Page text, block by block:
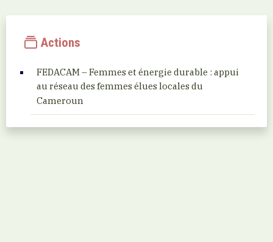
Actions
FEDACAM – Femmes et énergie durable : appui
au réseau des femmes élues locales du
Cameroun